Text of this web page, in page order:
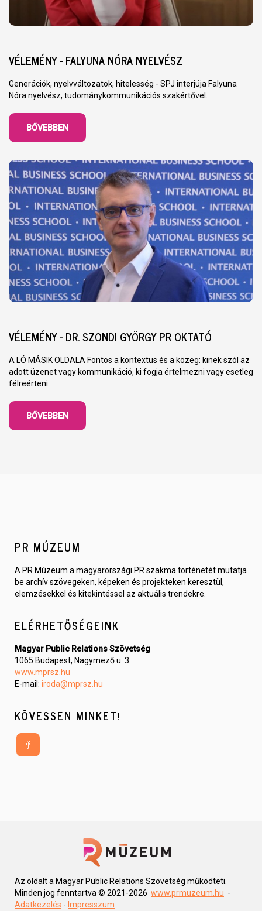
VÉLEMÉNY - FALYUNA NÓRA NYELVÉSZ
Generációk, nyelvváltozatok, hitelesség - SPJ interjúja Falyuna
Nóra nyelvész, tudománykommunikációs szakértővel.
BŐVEBBEN
VÉLEMÉNY - DR. SZONDI GYÖRGY PR OKTATÓ
A LÓ MÁSIK OLDALA Fontos a kontextus és a közeg: kinek szól az
adott üzenet vagy kommunikáció, ki fogja értelmezni vagy esetleg
félreérteni.
BŐVEBBEN
PR MÚZEUM
A PR Múzeum a magyarországi PR szakma történetét mutatja
be archív szövegeken, képeken és projekteken keresztül,
elemzésekkel és kitekintéssel az aktuális trendekre.
ELÉRHETŐSÉGEINK
Magyar Public Relations Szövetség
1065 Budapest, Nagymező u. 3.
www.mprsz.hu
E-mail: iroda@mprsz.hu
KÖVESSEN MINKET!
Az oldalt a Magyar Public Relations Szövetség működteti.
Minden jog fenntartva © 2021-2026 www.prmuzeum.hu -
Adatkezelés - Impresszum